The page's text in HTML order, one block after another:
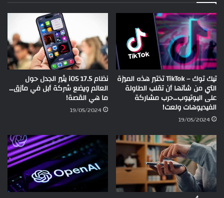
تيك توك – TikTok تختبر هذه الميزة
التي من شأنها أن تقلب الطاولة
على اليوتيوب…حرب مشاركة
الفيديوهات ولعت!
19/05/2024
نظام iOS 17.5 يثير الجدل حول
العالم ويضع شركة أبل في مأزق…
ما هي القصة!
19/05/2024